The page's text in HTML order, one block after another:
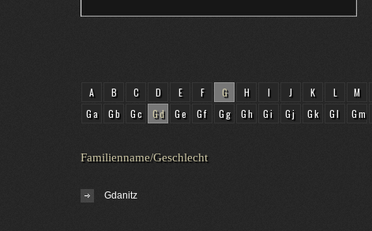
A B C D E F G H I J K L M
Ga
Gb Gc Gd Ge Gf Gg Gh Gi Gj Gk Gl Gm
Familienname/Geschlecht
Gdanitz